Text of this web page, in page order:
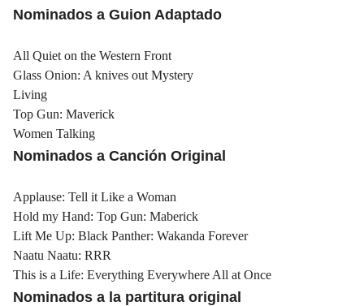
Nominados a Guion Adaptado
All Quiet on the Western Front
Glass Onion: A knives out Mystery
Living
Top Gun: Maverick
Women Talking
Nominados a Canción Original
Applause: Tell it Like a Woman
Hold my Hand: Top Gun: Maberick
Lift Me Up: Black Panther: Wakanda Forever
Naatu Naatu: RRR
This is a Life: Everything Everywhere All at Once
Nominados a la partitura original